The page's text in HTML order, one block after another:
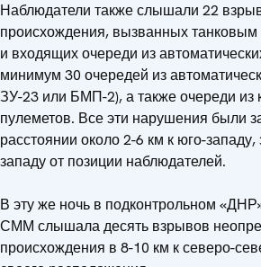
Наблюдатели также слышали 22
происхождения, вызванных
и входящих очереди из
минимум 30 очередей из
ЗУ-23 или БМП-2), а также очереди из
пулеметов. Все эти нарушения были
расстоянии около 2-6 км к юго-
западу от позиции наблюдателей.
В эту же ночь в подконтрольном
СММ слышала десять взрывов
происхождения в 8-10 км к северо-